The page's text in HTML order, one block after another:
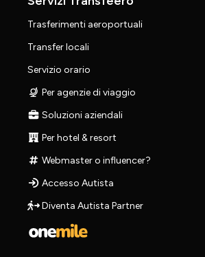
Trasferimenti aeroportuali
Transfer locali
Servizio orario
Per agenzie di viaggio
Soluzioni aziendali
Per hotel & resort
Webmaster o influencer?
Accesso Autista
Diventa Autista Partner